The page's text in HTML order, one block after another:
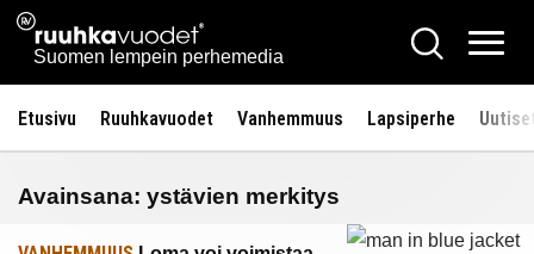
Siirry
sisältöön
Ruuhkavuodet.fi
Suomen lempein perhemedia
Hae
Etusivu Ruuhkavuodet Vanhemmuus Lapsiperhe
Avainsana: ystävien merkitys